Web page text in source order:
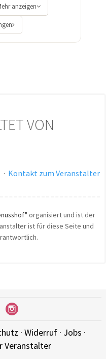
anzeigen
VON
· Kontakt zum Veranstalter
organisiert und ist der
ist für diese Seite und
· Widerruf· Jobs ·
Veranstalter